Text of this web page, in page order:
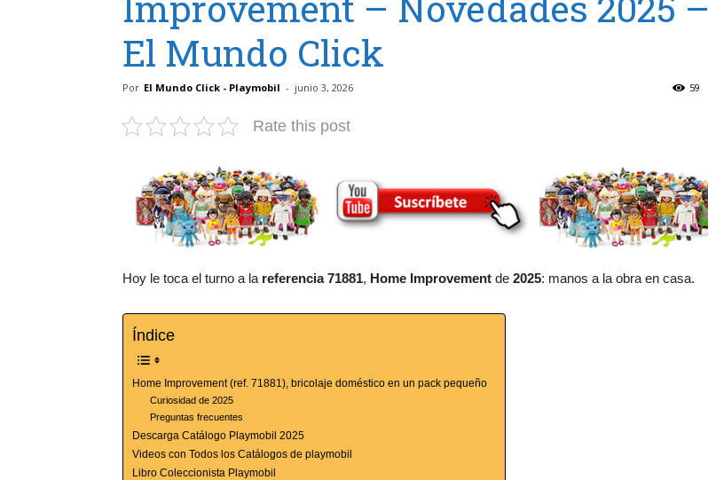
El Mundo Click
Por El Mundo Click - Playmobil - junio 3, 2026 59
Rate this post
Hoy le toca el turno a la referencia 71881, Home Improvement de 2025: manos a la obra en casa.
Índice
Home Improvement (ref. 71881), bricolaje doméstico en un pack pequeño
Curiosidad de 2025
Preguntas frecuentes
Descarga Catálogo Playmobil 2025
Videos con Todos los Catálogos de playmobil
Libro Coleccionista Playmobil